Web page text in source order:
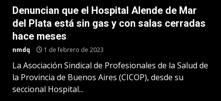
Denuncian que el Hospital Alende de Mar
del Plata está sin gas y con salas cerradas
hace meses
nmdq 1 de febrero de 2023
La Asociación Sindical de Profesionales de la Salud de
la Provincia de Buenos Aires (CICOP), desde su
seccional Hospital...